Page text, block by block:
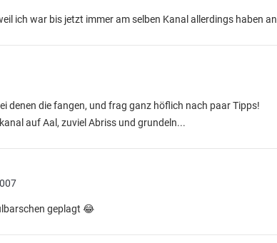
ich war bis jetzt immer am selben Kanal allerdings haben
denen die fangen, und frag ganz höflich nach paar Tipps!
auf Aal, zuviel Abriss und grundeln...
geplagt 😂